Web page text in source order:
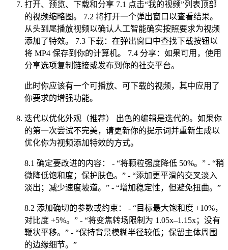
打开、预览、下载和分享 7.1 点击“我的视频”列表顶部
的视频缩略图。 7.2 将打开一个弹出窗口以查看结果。
从头到尾播放视频以确认人工智能确实按照要求为视频
添加了特效。 7.3 下载：在弹出窗口中查找下载按钮以
将 MP4 保存到你的计算机。 7.4 分享：如果可用，使用
分享选项复制链接或发布到你的社交平台。
此时你应该有一个可播放、可下载的视频，其中应用了
你要求的增强功能。
迭代以优化外观（推荐） 出色的编辑是迭代的。如果你
的第一次尝试不完美，请更新你的提示词并重新生成以
优化你为视频添加特效的方式。
8.1 确定要改进的内容： - “将颗粒强度降低 50%。” - “稍
微降低饱和度；保护肤色。” - “添加更平滑的交叉淡入
淡出；减少速度坡道。” - “增加稳定性，但避免扭曲。”
8.2 添加确切的参数或约束： - “目标最大饱和度 +10%，
对比度 +5%。” - “将变焦转场限制为 1.05x–1.15x；没有
鞭状平移。” - “保持背景模糊半径较低；保留主体周围
的边缘细节。”